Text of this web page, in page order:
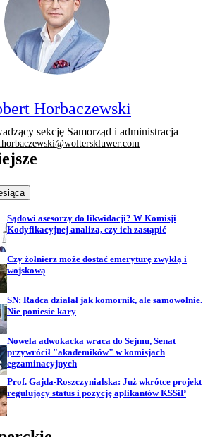
Horbaczewski
sekcję Samorząd i administracja
z
wiadomości zwiadomości z
Sądowi asesorzy do likwidacji? W Komisji
Kodyfikacyjnej analiza, czy ich zastąpić
Czy żołnierz może dostać emeryturę zwykłą i
wojskową
SN: Radca działał jak komornik, ale samowolnie.
Nie poniesie kary
Nowela adwokacka wraca do Sejmu, Senat
przywrócił "akademików" w komisjach
egzaminacyjnych
Prof. Gajda-Roszczynialska: Już wkrótce projekt
regulujący status i pozycję aplikantów KSSiP